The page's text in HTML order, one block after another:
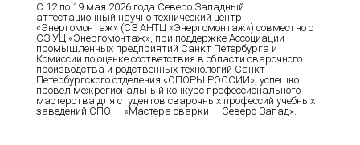
С 12 по 19 мая 2026 года Северо Западный
аттестационный научно технический центр
«Энергомонтаж» (СЗ АНТЦ «Энергомонтаж») совместно с
СЗ УЦ «Энергомонтаж», при поддержке Ассоциации
промышленных предприятий Санкт Петербурга и
Комиссии по оценке соответствия в области сварочного
производства и родственных технологий Санкт
Петербургского отделения «ОПОРЫ РОССИИ», успешно
провёл межрегиональный конкурс профессионального
мастерства для студентов сварочных профессий учебных
заведений СПО — «Мастера сварки — Северо Запад».